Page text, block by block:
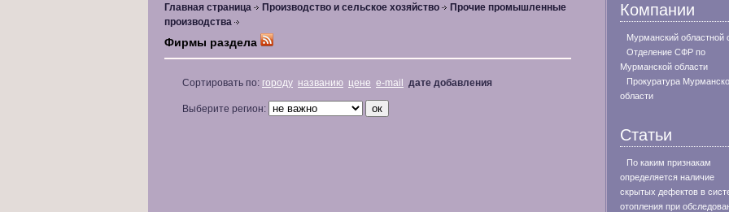
Главная страница Производство и сельское хозяйство
Прочие промышленные
производства
Фирмы раздела
Сортировать по: городу названию цене e-mail дате добавления
Выберите регион:
Компании
Мурманский областной
Отделение СФР по
Мурманской области
Прокуратура
области
Статьи
По каким признакам
определяется наличие
скрытых дефектов в
отопления при